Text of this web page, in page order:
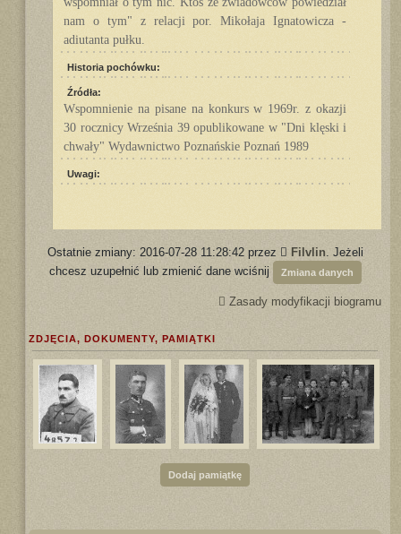
nam o tym" z relacji por. Mikołaja Ignatowicza -
adiutanta pułku.
Historia pochówku:
Źródła:
Wspomnienie na pisane na konkurs w 1969r. z okazji
30 rocznicy Września 39 opublikowane w "Dni klęski i
chwały" Wydawnictwo Poznańskie Poznań 1989
Uwagi:
Ostatnie zmiany: 2016-07-28 11:28:42 przez Filvlin. Jeżeli
chcesz uzupełnić lub zmienić dane wciśnij
Zmiana danych
Zasady modyfikacji biogramu
ZDJĘCIA, DOKUMENTY, PAMIĄTKI
Dodaj pamiątkę